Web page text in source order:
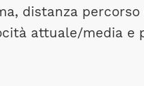
distanza
attuale/media e